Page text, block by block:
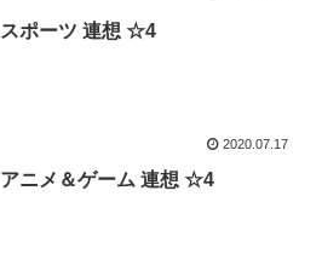
スポーツ 連想 ☆4
2020.07.17
アニメ＆ゲーム 連想 ☆4